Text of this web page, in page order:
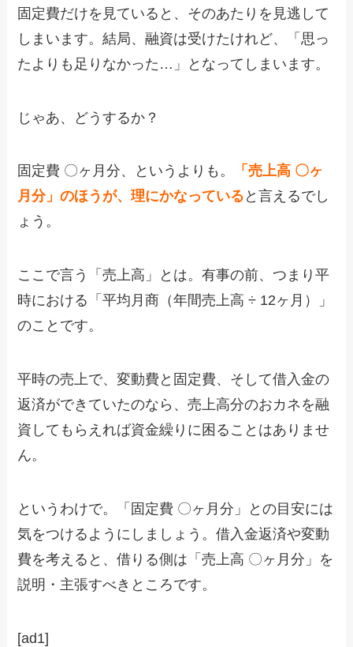
固定費だけを見ていると、そのあたりを見逃して
しまいます。結局、融資は受けたけれど、「思っ
たよりも足りなかった…」となってしまいます。
じゃあ、どうするか？
固定費 〇ヶ月分、というよりも。
「売上高 〇ヶ
月分」のほうが、理にかなっている と言えるでし
ょう。
ここで言う「売上高」とは。有事の前、つまり平
時における「平均月商（年間売上高 ÷ 12ヶ月）」
のことです。
平時の売上で、変動費と固定費、そして借入金の
返済ができていたのなら、売上高分のおカネを融
資してもらえれば資金繰りに困ることはありませ
ん。
というわけで。「固定費 〇ヶ月分」との目安には
気をつけるようにしましょう。借入金返済や変動
費を考えると、借りる側は「売上高 〇ヶ月分」を
説明・主張すべきところです。
[ad1]